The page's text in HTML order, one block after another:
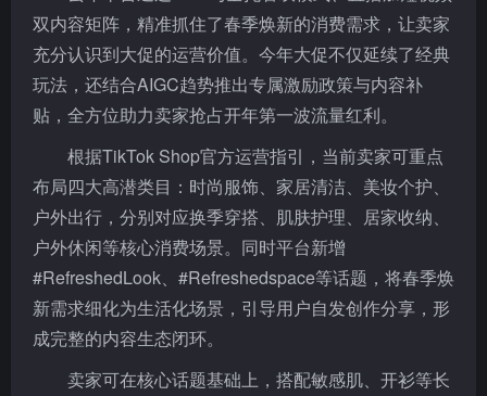
双内容矩阵，精准抓住了春季焕新的消费需求，让卖家
充分认识到大促的运营价值。今年大促不仅延续了经典
玩法，还结合AIGC趋势推出专属激励政策与内容补
贴，全方位助力卖家抢占开年第一波流量红利。
根据TikTok Shop官方运营指引，当前卖家可重点
布局四大高潜类目：时尚服饰、家居清洁、美妆个护、
户外出行，分别对应换季穿搭、肌肤护理、居家收纳、
户外休闲等核心消费场景。同时平台新增
#RefreshedLook、#Refreshedspace等话题，将春季焕
新需求细化为生活化场景，引导用户自发创作分享，形
成完整的内容生态闭环。
卖家可在核心话题基础上，搭配敏感肌、开衫等长